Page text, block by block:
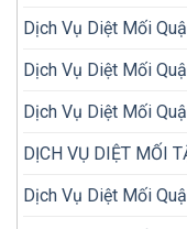
Dịch Vụ Diệt Mối
Dịch Vụ Diệt Mối
Dịch Vụ Diệt Mối
DỊCH VỤ DIỆT MỐI
Dịch Vụ Diệt Mối